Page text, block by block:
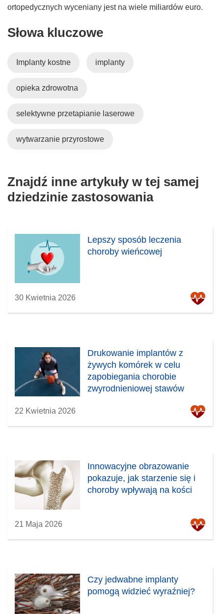
ortopedycznych wyceniany jest na wiele miliardów euro.
Słowa kluczowe
Implanty kostne implanty
opieka zdrowotna
selektywne przetapianie laserowe
wytwarzanie przyrostowe
Znajdź inne artykuły w tej samej
dziedzinie zastosowania
Lepszy sposób leczenia
choroby wieńcowej
30 Kwietnia 2026
Drukowanie implantów z
żywych komórek w celu
zapobiegania chorobie
zwyrodnieniowej stawów
22 Kwietnia 2026
Innowacyjne obrazowanie
pokazuje, jak starzenie się i
choroby wpływają na kości
21 Maja 2026
Czy jedwabne implanty
pomogą widzieć wyraźniej?